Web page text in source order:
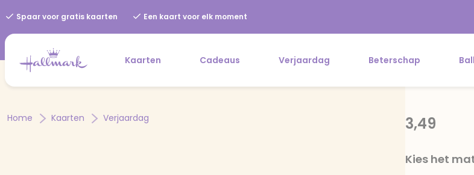
Spaar voor gratis kaarten Een kaart voor elk moment
Kaarten Cadeaus Verjaardag Beterschap
Home Kaarten Verjaardag 3,49
Kies het